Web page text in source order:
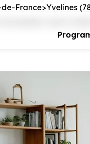
de-France Yvelines
neuf à